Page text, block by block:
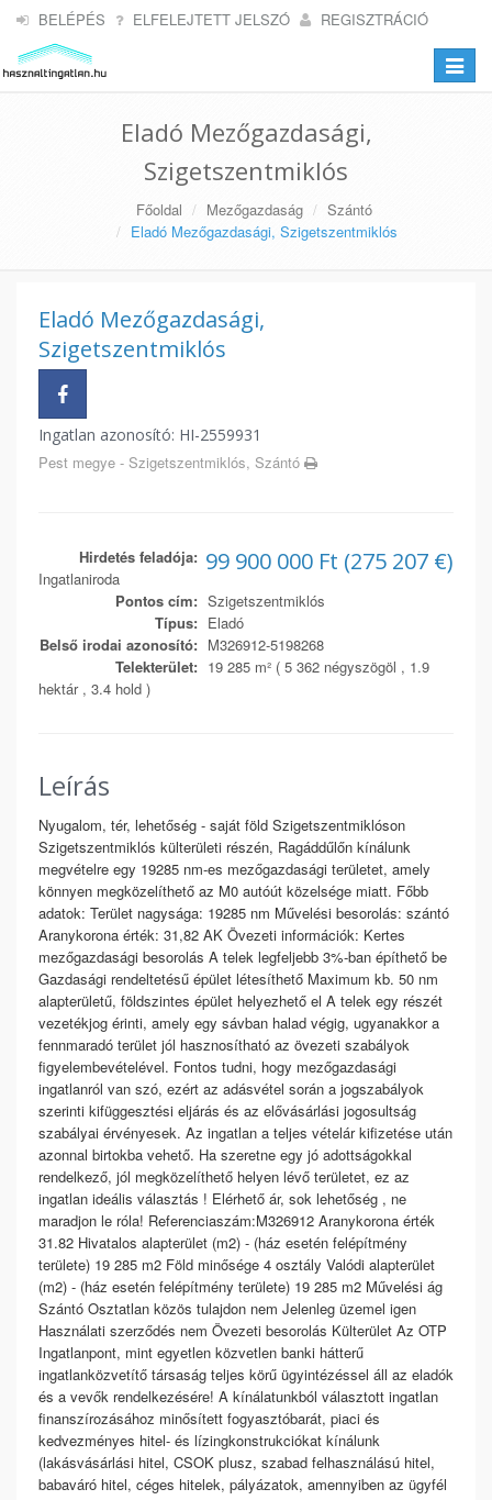
BELÉPÉS ELFELEJTETT JELSZÓ REGISZTRÁCIÓ
Toggle
Eladó Mezőgazdasági,
Szigetszentmiklós
Főoldal Mezőgazdaság
Szántó
Eladó Mezőgazdasági, Szigetszentmiklós
Eladó Mezőgazdasági,
Szigetszentmiklós
Ingatlan azonosító: HI-2559931
Pest megye - Szigetszentmiklós, Szántó
99 900 000 Ft (275 207 €)
Hirdetés feladója:
Ingatlaniroda
Pontos cím: Szigetszentmiklós
Típus: Eladó
Belső irodai azonosító: M326912-5198268
Telekterület: 19 285 m² ( 5 362 négyszögöl , 1.9
hektár , 3.4 hold )
Leírás
Nyugalom, tér, lehetőség - saját föld Szigetszentmiklóson
Szigetszentmiklós külterületi részén, Ragáddűlőn kínálunk
megvételre egy 19285 nm-es mezőgazdasági területet, amely
könnyen megközelíthető az M0 autóút közelsége miatt. Főbb
adatok: Terület nagysága: 19285 nm Művelési besorolás: szántó
Aranykorona érték: 31,82 AK Övezeti információk: Kertes
mezőgazdasági besorolás A telek legfeljebb 3%-ban építhető be
Gazdasági rendeltetésű épület létesíthető Maximum kb. 50 nm
alapterületű, földszintes épület helyezhető el A telek egy részét
vezetékjog érinti, amely egy sávban halad végig, ugyanakkor a
fennmaradó terület jól hasznosítható az övezeti szabályok
figyelembevételével. Fontos tudni, hogy mezőgazdasági
ingatlanról van szó, ezért az adásvétel során a jogszabályok
szerinti kifüggesztési eljárás és az elővásárlási jogosultság
szabályai érvényesek. Az ingatlan a teljes vételár kifizetése után
azonnal birtokba vehető. Ha szeretne egy jó adottságokkal
rendelkező, jól megközelíthető helyen lévő területet, ez az
ingatlan ideális választás ! Elérhető ár, sok lehetőség , ne
maradjon le róla! Referenciaszám:M326912 Aranykorona érték
31.82 Hivatalos alapterület (m2) - (ház esetén felépítmény
területe) 19 285 m2 Föld minősége 4 osztály Valódi alapterület
(m2) - (ház esetén felépítmény területe) 19 285 m2 Művelési ág
Szántó Osztatlan közös tulajdon nem Jelenleg üzemel igen
Használati szerződés nem Övezeti besorolás Külterület Az OTP
Ingatlanpont, mint egyetlen közvetlen banki hátterű
ingatlanközvetítő társaság teljes körű ügyintézéssel áll az eladók
és a vevők rendelkezésére! A kínálatunkból választott ingatlan
finanszírozásához minősített fogyasztóbarát, piaci és
kedvezményes hitel- és lízingkonstrukciókat kínálunk
(lakásvásárlási hitel, CSOK plusz, szabad felhasználású hitel,
babaváró hitel, céges hitelek, pályázatok, amennyiben az ügyfél